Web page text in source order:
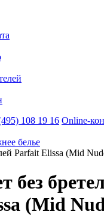
108 19 16 Online-
белье
Parfait Elissa (Mid
без
(Mid